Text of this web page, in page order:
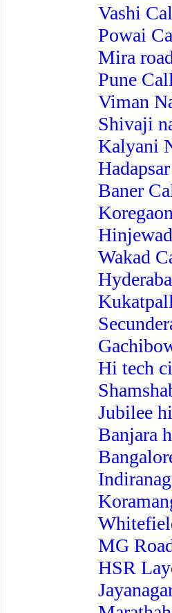
Vashi
Powai
Mira
Pune
Viman
Shivaji
Kalyani
Baner
Wakad
Hi tech
Jubilee
Banjara
MG
HSR